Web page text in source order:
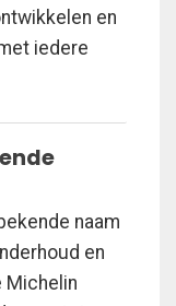
en
iedere
naam
en
Michelin